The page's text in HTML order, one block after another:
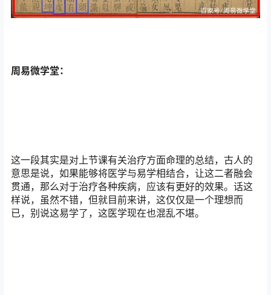
周易微学堂：
这一段其实是对上节课有关治疗方面命理的总结，古人的
意思是说，如果能够将医学与易学相结合，让这二者融会
贯通，那么对于治疗各种疾病，应该有更好的效果。话这
样说，虽然不错，但就目前来讲，这仅仅是一个理想而
已，别说这易学了，这医学现在也混乱不堪。